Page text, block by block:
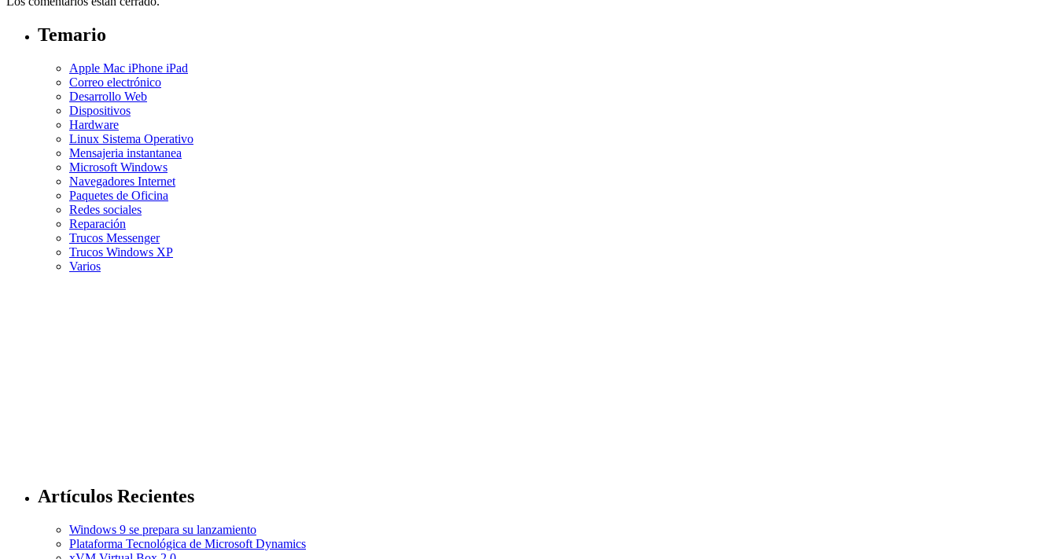
Temario
Apple Mac iPhone iPad
Correo electrónico
Desarrollo Web
Dispositivos
Hardware
Linux Sistema Operativo
Mensajeria instantanea
Microsoft Windows
Navegadores Internet
Paquetes de Oficina
Redes sociales
Reparación
Trucos Messenger
Trucos Windows XP
Varios
Artículos Recientes
Windows 9 se prepara su lanzamiento
Plataforma Tecnológica de Microsoft Dynamics